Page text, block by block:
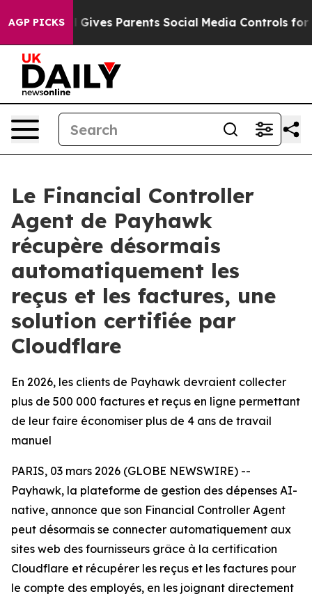
AGP PICKS
Brazil Gives Parents Social Media Controls for Their
Le Financial Controller
Agent de Payhawk
récupère désormais
automatiquement les
reçus et les factures, une
solution certifiée par
Cloudflare
En 2026, les clients de Payhawk devraient collecter
plus de 500 000 factures et reçus en ligne permettant
de leur faire économiser plus de 4 ans de travail
manuel
PARIS, 03 mars 2026 (GLOBE NEWSWIRE) --
Payhawk, la plateforme de gestion des dépenses AI-
native, annonce que son Financial Controller Agent
peut désormais se connecter automatiquement aux
sites web des fournisseurs grâce à la certification
Cloudflare et récupérer les reçus et les factures pour
le compte des employés, en les joignant directement